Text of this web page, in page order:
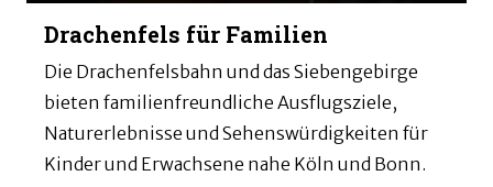
Drachenfels für Familien
Die Drachenfelsbahn und das Siebengebirge
bieten familienfreundliche Ausflugsziele,
Naturerlebnisse und Sehenswürdigkeiten für
Kinder und Erwachsene nahe Köln und Bonn.